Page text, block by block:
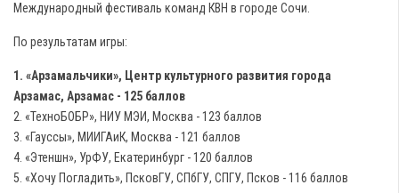
Международный фестиваль команд КВН в городе Сочи.
По результатам игры:
1. «Арзамальчики», Центр культурного развития города
Арзамас, Арзамас - 125 баллов
2. «ТехноБОБР», НИУ МЭИ, Москва - 123 баллов
3. «Гауссы», МИИГАиК, Москва - 121 баллов
4. «Этеншн», УрФУ, Екатеринбург - 120 баллов
5. «Хочу Погладить», ПсковГУ, СПбГУ, СПГУ, Псков - 116 баллов